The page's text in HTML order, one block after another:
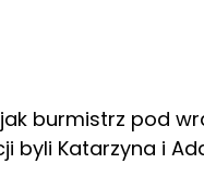
burmistrz pod
byli Katarzyna i